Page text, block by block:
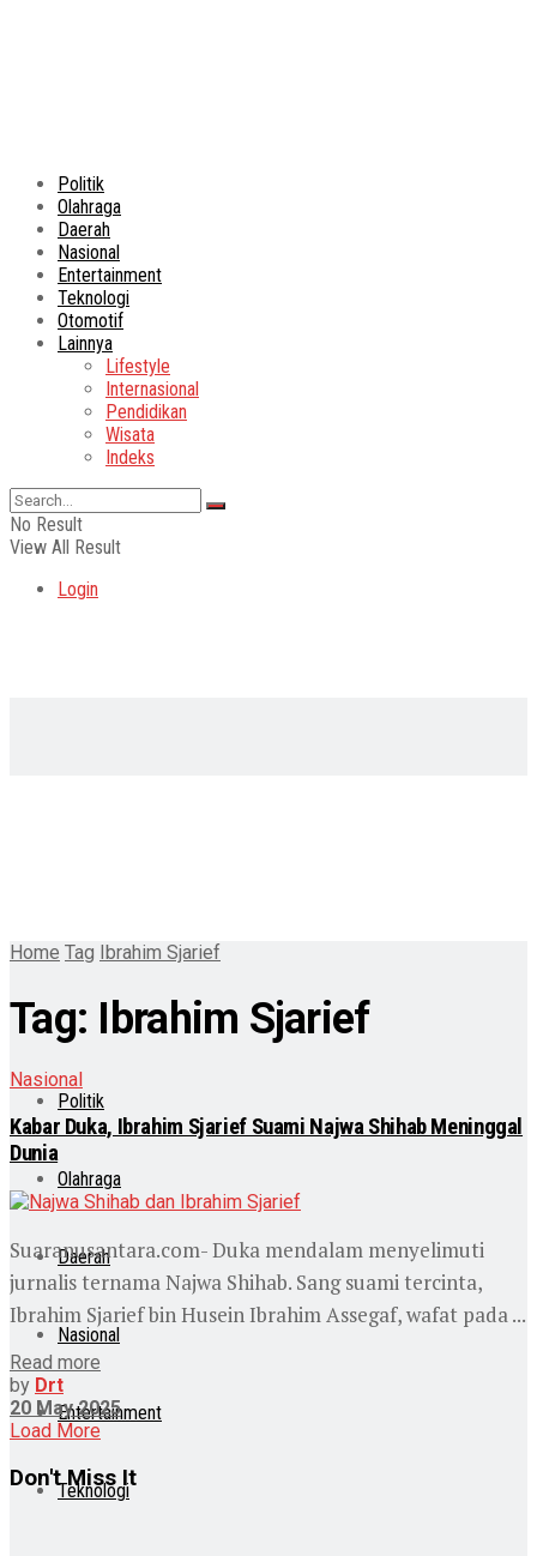
Politik
Olahraga
Daerah
Nasional
Entertainment
Teknologi
Otomotif
Lainnya
Lifestyle
Internasional
Pendidikan
Wisata
Indeks
No Result
View All Result
Login
Politik
Olahraga
Daerah
Nasional
Entertainment
Teknologi
Home Tag Ibrahim Sjarief
Tag: Ibrahim Sjarief
Nasional
Kabar Duka, Ibrahim Sjarief Suami Najwa Shihab Meninggal
Dunia
Suaranusantara.com- Duka mendalam menyelimuti
jurnalis ternama Najwa Shihab. Sang suami tercinta,
Ibrahim Sjarief bin Husein Ibrahim Assegaf, wafat pada ...
Read more
by Drt
20 May 2025
Load More
Don't Miss It